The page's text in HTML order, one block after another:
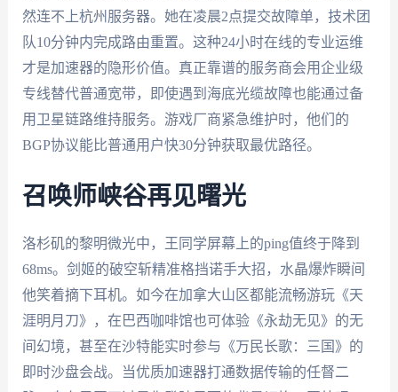
然连不上杭州服务器。她在凌晨2点提交故障单，技术团
队10分钟内完成路由重置。这种24小时在线的专业运维
才是加速器的隐形价值。真正靠谱的服务商会用企业级
专线替代普通宽带，即使遇到海底光缆故障也能通过备
用卫星链路维持服务。游戏厂商紧急维护时，他们的
BGP协议能比普通用户快30分钟获取最优路径。
召唤师峡谷再见曙光
洛杉矶的黎明微光中，王同学屏幕上的ping值终于降到
68ms。剑姬的破空斩精准格挡诺手大招，水晶爆炸瞬间
他笑着摘下耳机。如今在加拿大山区都能流畅游玩《天
涯明月刀》，在巴西咖啡馆也可体验《永劫无见》的无
间幻境，甚至在沙特能实时参与《万民长歌：三国》的
即时沙盘会战。当优质加速器打通数据传输的任督二